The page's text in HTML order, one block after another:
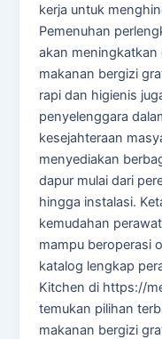
kerja untuk
Pemenuhan
akan meningkatkan
makanan bergizi
rapi dan higienis
penyelenggara
kesejahteraan
menyediakan
dapur mulai dari
hingga instalasi.
kemudahan
mampu beroperasi
katalog lengkap
Kitchen di https://
temukan pilihan
makanan bergizi